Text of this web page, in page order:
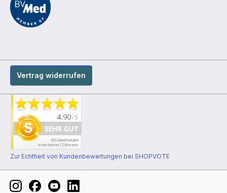
Vertrag widerrufen
Zur Echtheit von Kundenbewertungen bei SHOPVOTE